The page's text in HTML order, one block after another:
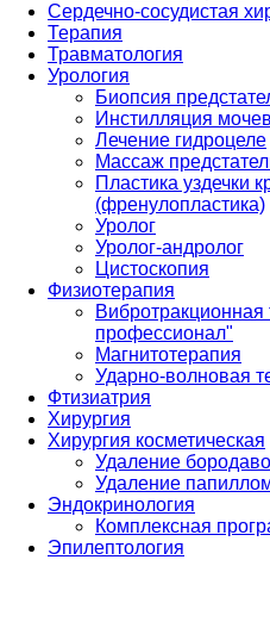
Сердечно-сосудистая
Терапия
Травматология
Урология
Биопсия
Инстилляция
Лечение гидроцеле
Массаж
Пластика уздечки
(френулопластика)
Уролог
Уролог-андролог
Цистоскопия
Физиотерапия
профессионал"
Магнитотерапия
Ударно-волновая
Фтизиатрия
Хирургия
Хирургия косметическая
Удаление
Удаление
Эндокринология
Комплексная
Эпилептология